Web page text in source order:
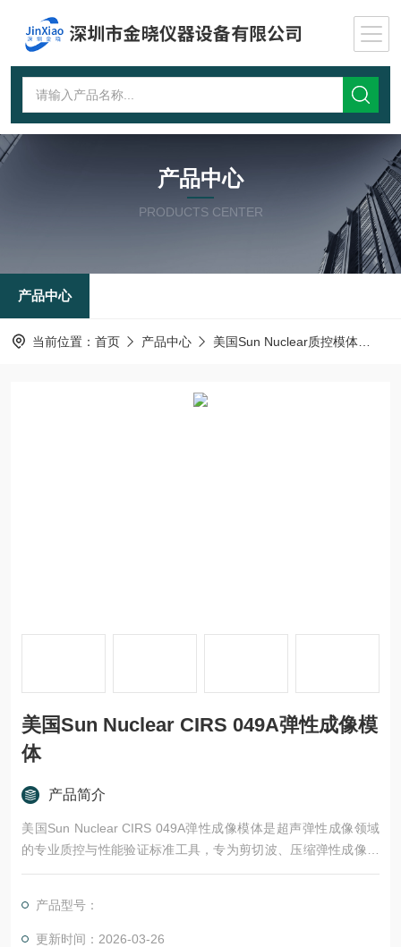
产品中心
PRODUCTS CENTER
产品中心
当前位置： 首页 产品中心 美国Sun Nuclear质控模体
美国Sun Nuclear CIRS 049A弹性成像模
体
产品简介
美国Sun Nuclear CIRS 049A弹性成像模体是超声弹性成像领域
的专业质控与性能验证标准工具，专为剪切波、压缩弹性成像系
统设计，适配主流超声设备，广泛用于医疗机构设备验收、日常
产品型号：
更新时间：2026-03-26